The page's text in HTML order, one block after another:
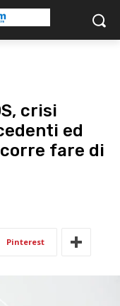
crisi
ed
fare di
Pinterest